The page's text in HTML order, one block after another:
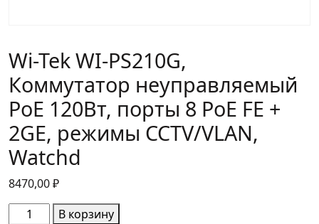
Wi-Tek WI-PS210G,
Коммутатор неуправляемый
PoE 120Вт, порты 8 PoE FE +
2GE, режимы CCTV/VLAN,
Watchd
8470,00₽
КоличествоВ корзину